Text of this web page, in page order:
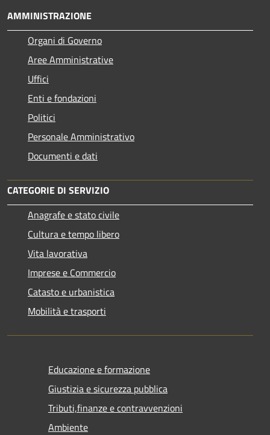
AMMINISTRAZIONE
Organi di Governo
Aree Amministrative
Uffici
Enti e fondazioni
Politici
Personale Amministrativo
Documenti e dati
CATEGORIE DI SERVIZIO
Anagrafe e stato civile
Cultura e tempo libero
Vita lavorativa
Imprese e Commercio
Catasto e urbanistica
Mobilità e trasporti
Educazione e formazione
Giustizia e sicurezza pubblica
Tributi,finanze e contravvenzioni
Ambiente